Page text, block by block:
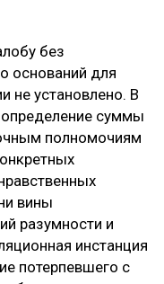
без
оснований для
не установлено. В
определение суммы
полномочиям
вины
разумности и
инстанция
потерпевшего с